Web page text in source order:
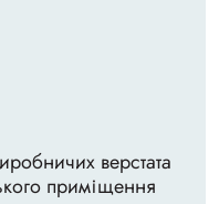
верстата
приміщення